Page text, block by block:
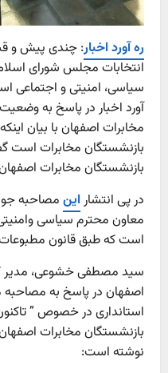
ره آورد اخبار: چندی پیش و
انتخابات مجلس شورای
سیاسی، امنیتی و اجتماعی
آورد اخبار در پاسخ به
مخابرات اصفهان با بیان
بازنشستگان مخابرات است
بازنشستگان مخابرات
در پی انتشار این مصاحبه
معاون محترم سیاسی وامنیتی
است که طبق قانون
سید مصطفی خشوعی، مدیر
اصفهان در پاسخ به
استانداری در خصوص ”
بازنشستگان مخابرات
نوشته است: